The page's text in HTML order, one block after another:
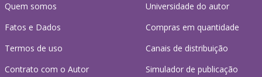
Quem somos
Fatos e Dados
Termos de uso
Contrato com o Autor
Universidade do autor
Compras em quantidade
Canais de distribuição
Simulador de publicação